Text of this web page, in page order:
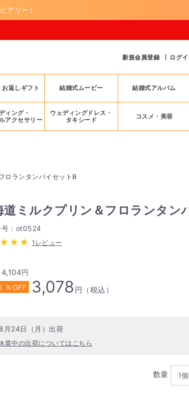
アリー）
新規会員登録 ログ
お返しギフト 結婚式ムービー 結婚式アルバム
ィング・
アクセサリー
ウェディングドレス・
タキシード
コスメ・美容
ロランタンパイセットB
道ミルクプリン＆フロランタン
号：ot0524
1レビュー
4,104円
％OFF 3,078 円（税込）
月24日（月）出荷
業中の出荷についてはこちら
数量